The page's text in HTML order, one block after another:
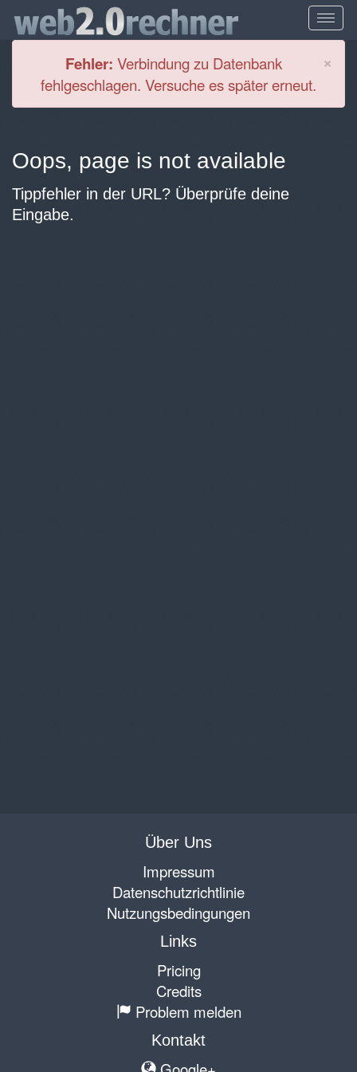
×
Fehler: Verbindung zu Datenbank
fehlgeschlagen. Versuche es später erneut.
Oops, page is not available
Tippfehler in der URL? Überprüfe deine
Eingabe.
Über Uns
Impressum
Datenschutzrichtlinie
Nutzungsbedingungen
Links
Pricing
Credits
Problem melden
Kontakt